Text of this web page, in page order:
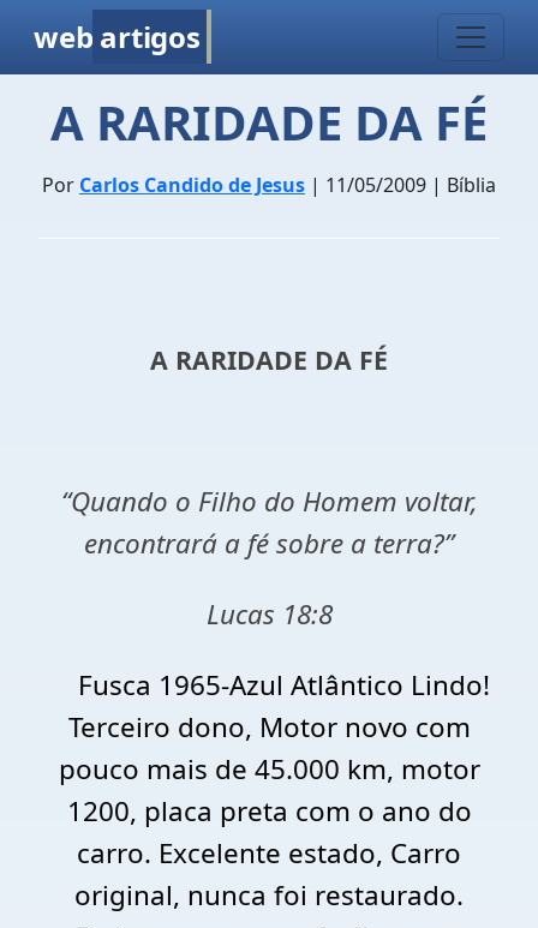
web artigos
A RARIDADE DA FÉ
Por Carlos Candido de Jesus | 11/05/2009 | Bíblia
A RARIDADE DA FÉ
“Quando o Filho do Homem voltar,
encontrará a fé sobre a terra?”
Lucas 18:8
Fusca 1965-Azul Atlântico Lindo!
Terceiro dono, Motor novo com
pouco mais de 45.000 km, motor
1200, placa preta com o ano do
carro. Excelente estado, Carro
original, nunca foi restaurado.